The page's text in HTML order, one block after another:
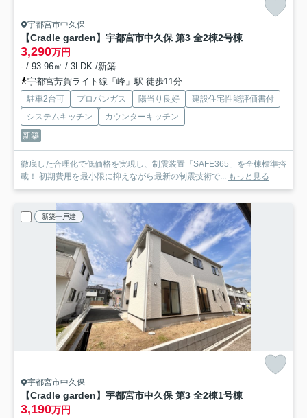
宇都宮市中久保
【Cradle garden】宇都宮市中久保 第3 全2棟2号棟
3,290万円
- / 93.96㎡ / 3LDK /新築
宇都宮芳賀ライト線「峰」駅 徒歩11分
駐車2台可 プロパンガス 陽当り良好
建設住宅性能評価書付
システムキッチン
カウンターキッチン
新築
徹底した合理化で低価格を実現し、制震装置「SAFE365」を全棟標準搭
載！ 初期費用を最小限に抑えながら最新の制震技術で... もっと見る
新築一戸建
宇都宮市中久保
【Cradle garden】宇都宮市中久保 第3 全2棟1号棟
3,190万円